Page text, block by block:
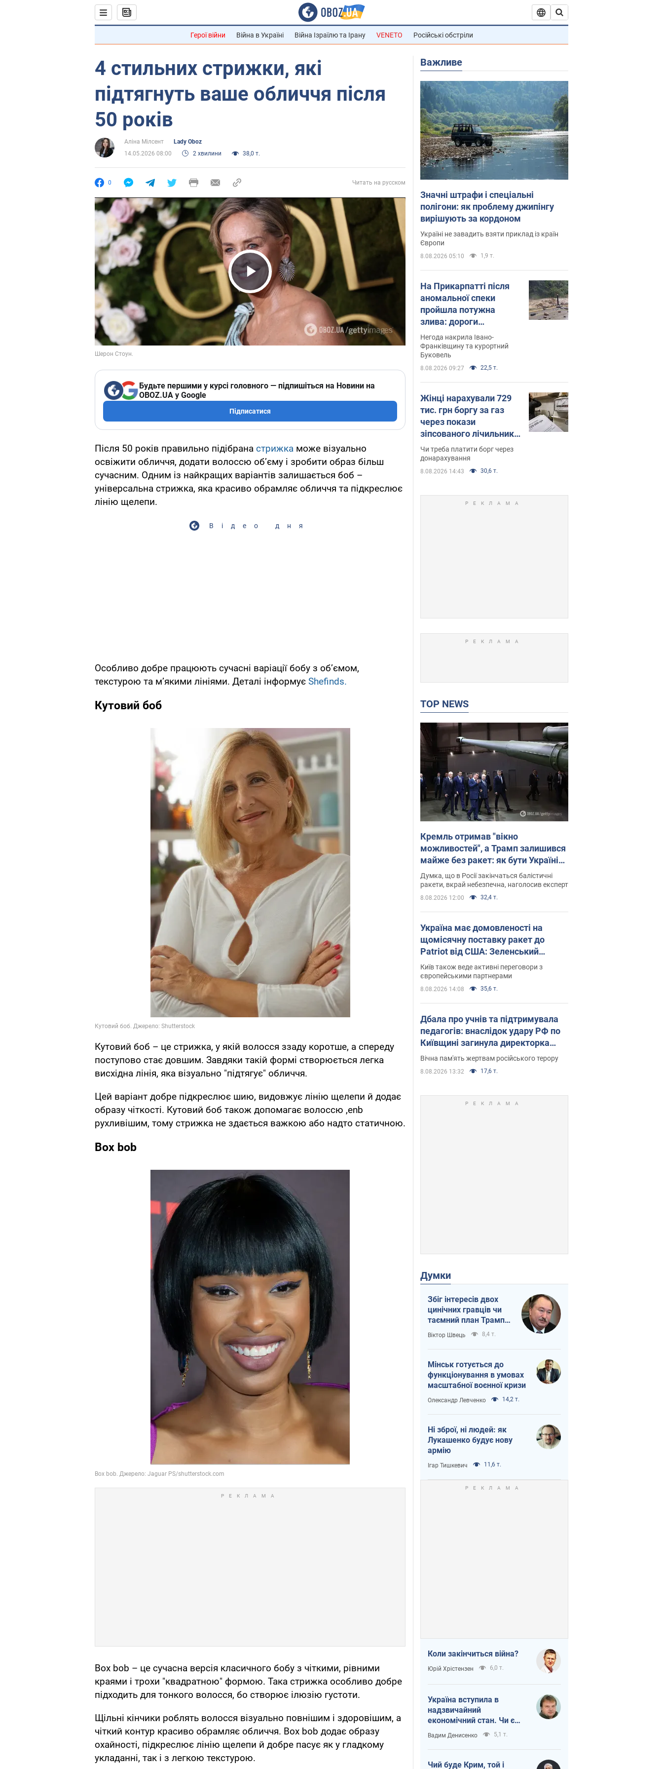
Герої війни Війна в Україні Війна Ізраїлю та Ірану VENETO Російські обстріли
4 стильних стрижки, які
підтягнуть ваше обличчя після
50 років
Аліна Мілсент
Lady Oboz
14.05.2026 08:00
2 хвилини 38,0 т.
0 Читать на русском
Play Video
Будьте першими у курсі головного — підпишіться на Новини на
OBOZ.UA у Google
Підписатися
Після 50 років правильно підібрана стрижка може візуально
освіжити обличчя, додати волоссю об’єму і зробити образ більш
сучасним. Одним із найкращих варіантів залишається боб –
універсальна стрижка, яка красиво обрамляє обличчя та підкреслює
лінію щелепи.
Відео дня
Особливо добре працюють сучасні варіації бобу з об’ємом,
текстурою та м’якими лініями. Деталі інформує Shefinds.
Кутовий боб
Кутовий боб – це стрижка, у якій волосся ззаду коротше, а спереду
поступово стає довшим. Завдяки такій формі створюється легка
висхідна лінія, яка візуально "підтягує" обличчя.
Цей варіант добре підкреслює шию, видовжує лінію щелепи й додає
образу чіткості. Кутовий боб також допомагає волоссю ,enb
рухливішим, тому стрижка не здається важкою або надто статичною.
Box bob
Box bob – це сучасна версія класичного бобу з чіткими, рівними
краями і трохи "квадратною" формою. Така стрижка особливо добре
підходить для тонкого волосся, бо створює ілюзію густоти.
Щільні кінчики роблять волосся візуально повнішим і здоровішим, а
чіткий контур красиво обрамляє обличчя. Box bob додає образу
охайності, підкреслює лінію щелепи й добре пасує як у гладкому
укладанні, так і з легкою текстурою.
Важливе
Значні штрафи і спеціальні
полігони: як проблему джипінгу
вирішують за кордоном
Україні не завадить взяти приклад із країн
Європи
8.08.2026 05:10 1,9 т.
На Прикарпатті після
аномальної спеки
пройшла потужна
злива: дороги
перетворились на
річки. Відео
Негода накрила Івано-
Франківщину та курортний
Буковель
8.08.2026 09:27 22,5 т.
Жінці нарахували 729
тис. грн боргу за газ
через покази
зіпсованого лічильника:
суддя ухвалив
неочікуване рішення
Чи треба платити борг через
донарахування
8.08.2026 14:43 30,6 т.
TOP NEWS
Кремль отримав "вікно
можливостей", а Трамп залишився
майже без ракет: як бути Україні?
Інтерв’ю з Мельником
Думка, що в Росії закінчаться балістичні
ракети, вкрай небезпечна, наголосив експерт
8.08.2026 12:00 32,4 т.
Україна має домовленості на
щомісячну поставку ракет до
Patriot від США: Зеленський
розкрив подробиці
Київ також веде активні переговори з
європейськими партнерами
8.08.2026 14:08 35,6 т.
Дбала про учнів та підтримувала
педагогів: внаслідок удару РФ по
Київщині загинула директорка
київського ліцею, її чоловік та онук
Вічна пам'ять жертвам російського терору
8.08.2026 13:32 17,6 т.
Думки
Збіг інтересів двох
цинічних гравців чи
таємний план Трампа
і Путіна?
Віктор Швець 8,4 т.
Мінськ готується до
функціонування в умовах
масштабної воєнної кризи
Олександр Левченко 14,2 т.
Ні зброї, ні людей: як
Лукашенко будує нову
армію
Ігар Тишкевич 11,6 т.
Коли закінчиться війна?
Юрій Хрістензен 6,0 т.
Україна вступила в
надзвичайний
економічний стан. Чи є
світло вкінці тунелю?
Вадим Денисенко 5,1 т.
Чий буде Крим, той і